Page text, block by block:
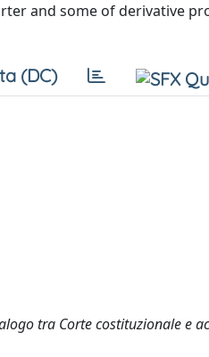
and some of derivative
(DC)
tra Corte costituzionale e